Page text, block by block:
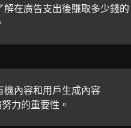
在廣告支出後賺取多少錢的
內容和用戶生成內容
力的重要性。